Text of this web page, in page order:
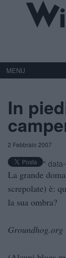
MENU
In
2 Febbraio 2007
"
La grande
screpolate) è:
la sua ombra?
Groundhog.org